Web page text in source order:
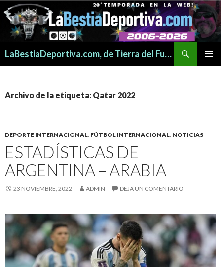
LaBestiaDeportiva.com, de Tierra del Fuego para todo el mundo
Archivo de la etiqueta: Qatar 2022
DEPORTE INTERNACIONAL, FÚTBOL INTERNACIONAL, NOTICIAS
ESTADÍSTICAS DE
ARGENTINA – ARABIA
23 NOVIEMBRE, 2022 ADMIN DEJA UN COMENTARIO